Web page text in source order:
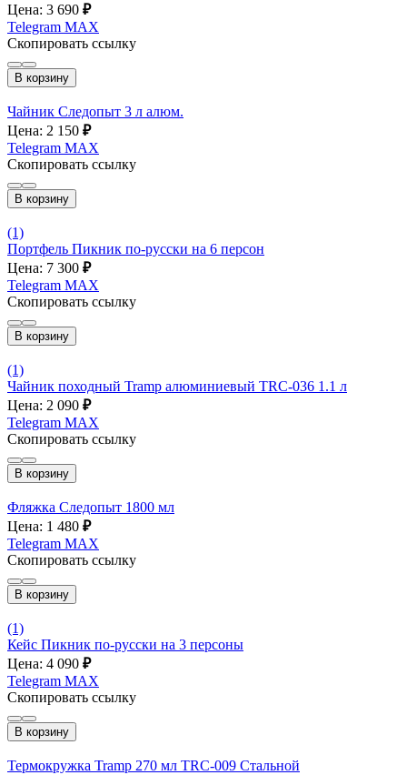
Цена: 3 690 ₽
Telegram MAX
Скопировать ссылку
В корзину
Чайник Следопыт 3 л алюм.
Цена: 2 150 ₽
Telegram MAX
Скопировать ссылку
В корзину
(1)
Портфель Пикник по-русски на 6 персон
Цена: 7 300 ₽
Telegram MAX
Скопировать ссылку
В корзину
(1)
Чайник походный Tramp алюминиевый TRC-036 1.1 л
Цена: 2 090 ₽
Telegram MAX
Скопировать ссылку
В корзину
Фляжка Следопыт 1800 мл
Цена: 1 480 ₽
Telegram MAX
Скопировать ссылку
В корзину
(1)
Кейс Пикник по-русски на 3 персоны
Цена: 4 090 ₽
Telegram MAX
Скопировать ссылку
В корзину
Термокружка Tramp 270 мл TRC-009 Стальной